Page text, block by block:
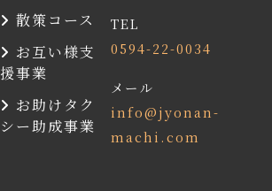
散策コース
お互い様支
援事業
お助けタク
シー助成事業
TEL
0594-22-0034
メール
info@jyonan-
machi.com